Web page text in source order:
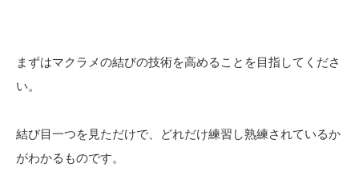
まずはマクラメの結びの技術を高めることを目指してくださ
い。
結び目一つを見ただけで、どれだけ練習し熟練されているか
がわかるものです。